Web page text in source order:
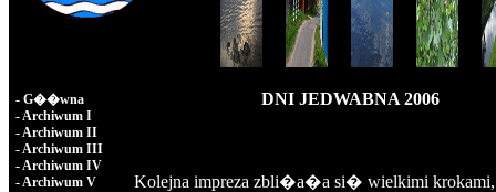
- G��wna
-Archiwum I
-Archiwum II
-Archiwum III
-Archiwum IV
-Archiwum V
DNI JEDWABNA 2006
Kolejna impreza zbli�a�a si� wielkimi krokami,